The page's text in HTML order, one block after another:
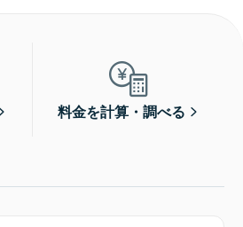
料金を計算・調べる